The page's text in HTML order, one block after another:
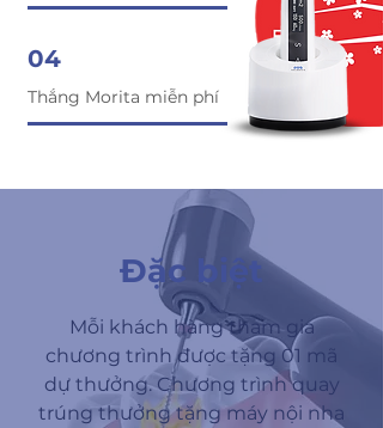
04
Thắng Morita miễn phí
​Đặc biệt
Mỗi khách hàng tham gia
chương trình được tặng 01 mã
dự thưởng. Chương trình quay
trúng thưởng tặng máy nội nha